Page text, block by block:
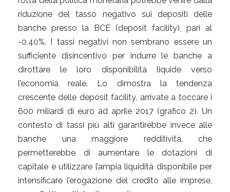
riduzione del tasso negativo sui depositi delle
banche presso la BCE (deposit facility), pari al
-0,40%. I tassi negativi non sembrano essere un
sufficiente disincentivo per indurre le banche a
dirottare le loro disponibilità liquide verso
l’economia reale. Lo dimostra la tendenza
crescente delle deposit facility, arrivate a toccare i
600 miliardi di euro ad aprile 2017 (grafico 2). Un
contesto di tassi più alti garantirebbe invece alle
banche una maggiore redditività, che
permetterebbe di aumentare le dotazioni di
capitale e utilizzare l’ampia liquidità disponibile per
intensificare l’erogazione del credito alle imprese,